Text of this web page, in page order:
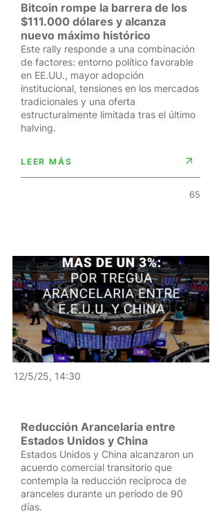
Bitcoin rompe la barrera de los
$111.000 dólares y alcanza
nuevo máximo histórico
Este rally responde a una combinación
de factores: entorno político favorable
en EE.UU., mayor adopción
institucional, tensiones en los mercados
tradicionales y una oferta
estructuralmente limitada tras el último
halving.
LEER MÁS
65
12/5/25, 14:30
Reducción Arancelaria entre
Estados Unidos y China
Estados Unidos y China alcanzaron un
acuerdo comercial transitorio que
contempla la reducción recíproca de
aranceles durante un período de 90
días.